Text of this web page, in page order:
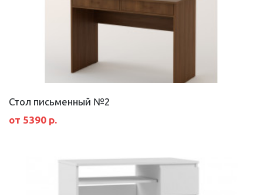
Стол письменный №2
от 5390 р.